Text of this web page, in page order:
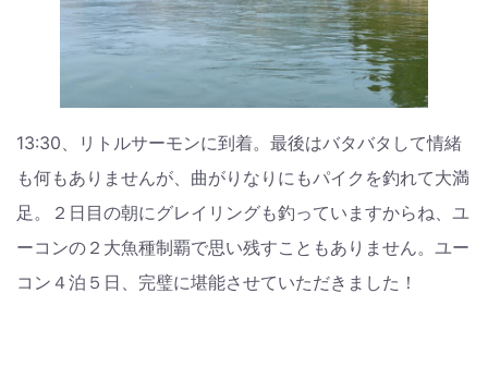
13:30、リトルサーモンに到着。最後はバタバタして情緒
も何もありませんが、曲がりなりにもパイクを釣れて大満
足。２日目の朝にグレイリングも釣っていますからね、ユ
ーコンの２大魚種制覇で思い残すこともありません。ユー
コン４泊５日、完璧に堪能させていただきました！